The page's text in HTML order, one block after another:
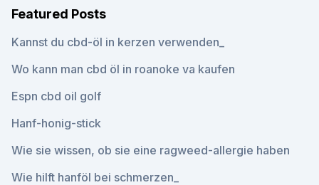
Featured Posts
Kannst du cbd-öl in kerzen verwenden_
Wo kann man cbd öl in roanoke va kaufen
Espn cbd oil golf
Hanf-honig-stick
Wie sie wissen, ob sie eine ragweed-allergie haben
Wie hilft hanföl bei schmerzen_